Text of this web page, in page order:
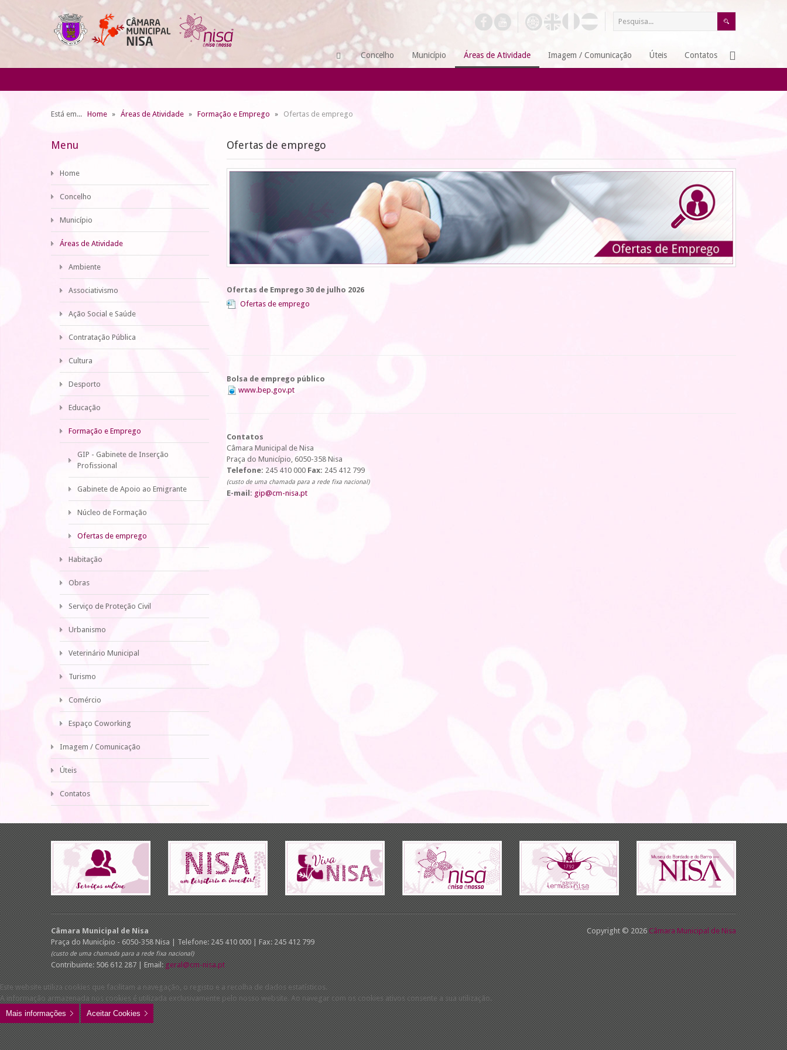
Concelho Município Áreas de Atividade Imagem / Comunicação Úteis Contatos
Está em... Home Áreas de Atividade Formação e Emprego Ofertas de emprego
Ofertas de emprego
Ofertas de Emprego 30 de julho 2026
Ofertas de emprego
Bolsa de emprego público
www.bep.gov.pt
Contatos
Câmara Municipal de Nisa
Praça do Município, 6050-358 Nisa
Telefone: 245 410 000 Fax: 245 412 799
(custo de uma chamada para a rede fixa nacional)
E-mail: gip@cm-nisa.pt
Menu
Home
Concelho
Município
Áreas de Atividade
Ambiente
Associativismo
Ação Social e Saúde
Contratação Pública
Cultura
Desporto
Educação
Formação e Emprego
GIP - Gabinete de Inserção
Profissional
Gabinete de Apoio ao Emigrante
Núcleo de Formação
Ofertas de emprego
Habitação
Obras
Serviço de Proteção Civil
Urbanismo
Veterinário Municipal
Turismo
Comércio
Espaço Coworking
Imagem / Comunicação
Úteis
Contatos
Câmara Municipal de Nisa
Praça do Município - 6050-358 Nisa | Telefone: 245 410 000 | Fax: 245 412 799
(custo de uma chamada para a rede fixa nacional)
Contribuinte: 506 612 287 | Email: geral@cm-nisa.pt
Copyright © 2026 Câmara Municipal de Nisa
Este website utiliza cookies que facilitam a navegação, o registo e a recolha de dados estatísticos.
A informação armazenada nos cookies é utilizada exclusivamente pelo nosso website. Ao navegar com os cookies ativos consente a sua utilização.
Mais informações
Aceitar Cookies